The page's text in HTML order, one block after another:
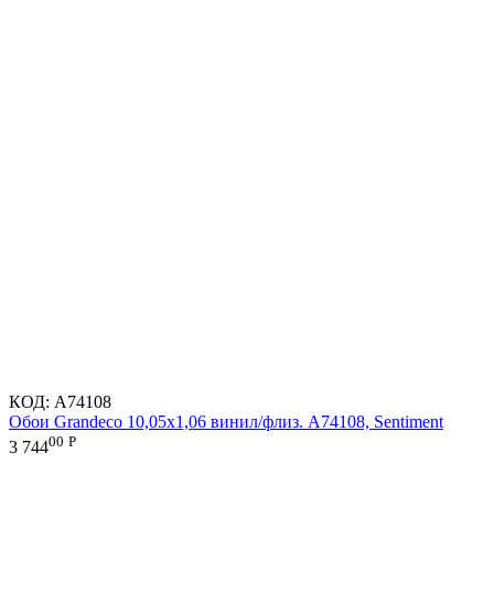
КОД: A74108
Обои Grandeco 10,05х1,06 винил/флиз. A74108, Sentiment
3 74400 Р